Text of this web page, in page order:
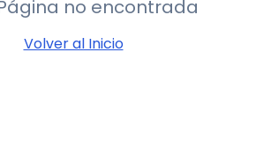
Página no encontrada
Volver al Inicio